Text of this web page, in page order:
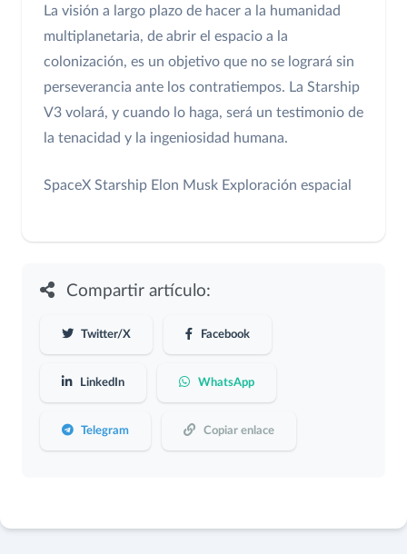
La visión a largo plazo de hacer a la humanidad
multiplanetaria, de abrir el espacio a la
colonización, es un objetivo que no se logrará sin
perseverancia ante los contratiempos. La Starship
V3 volará, y cuando lo haga, será un testimonio de
la tenacidad y la ingeniosidad humana.
SpaceX Starship Elon Musk Exploración espacial
Compartir artículo:
Twitter/X Facebook
LinkedIn WhatsApp
Telegram Copiar enlace